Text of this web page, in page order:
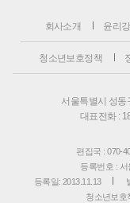
회사소개 윤리
청소년보호정책
서울특별시 성동
대표전화 :
편집국 : 070-
등록번호 : 서
등록일: 2013.11.13
청소년보호